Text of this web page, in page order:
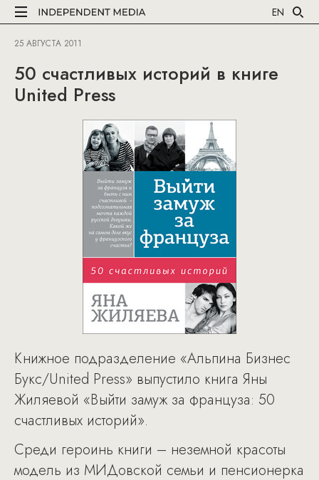
EN
25 АВГУСТА 2011
50 счастливых историй в книге
United Press
Книжное подразделение «Альпина Бизнес
Букс/United Press» выпустило книга Яны
Жиляевой «Выйти замуж за француза: 50
счастливых историй».
Среди героинь книги – неземной красоты
модель из МИДовской семьи и пенсионерка